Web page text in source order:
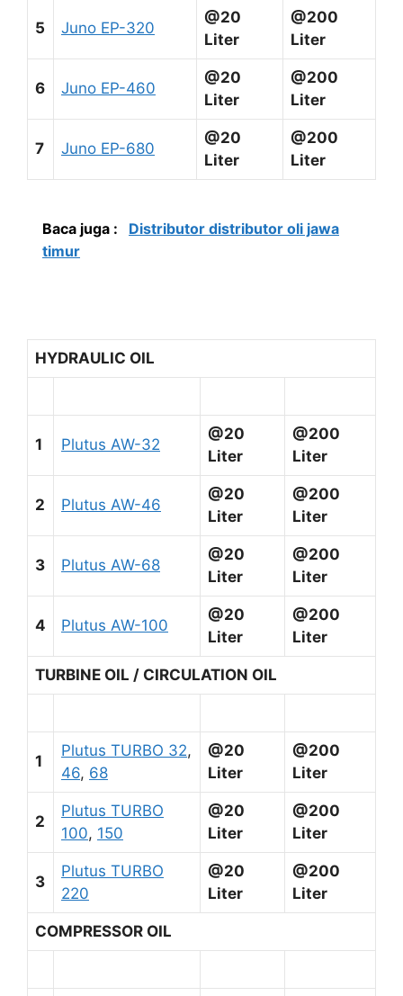
5 Juno EP-320
@20
Liter
@200
Liter
6 Juno EP-460
@20
Liter
@200
Liter
7 Juno EP-680
@20
Liter
@200
Liter
Baca juga :
Distributor distributor oli jawa
timur
HYDRAULIC OIL
1 Plutus AW-32
@20
Liter
@200
Liter
2 Plutus AW-46
@20
Liter
@200
Liter
3 Plutus AW-68
@20
Liter
@200
Liter
4 Plutus AW-100
@20
Liter
@200
Liter
TURBINE OIL / CIRCULATION OIL
1
Plutus TURBO 32,
46, 68
@20
Liter
@200
Liter
2
Plutus TURBO
100, 150
@20
Liter
@200
Liter
3
Plutus TURBO
220
@20
Liter
@200
Liter
COMPRESSOR OIL